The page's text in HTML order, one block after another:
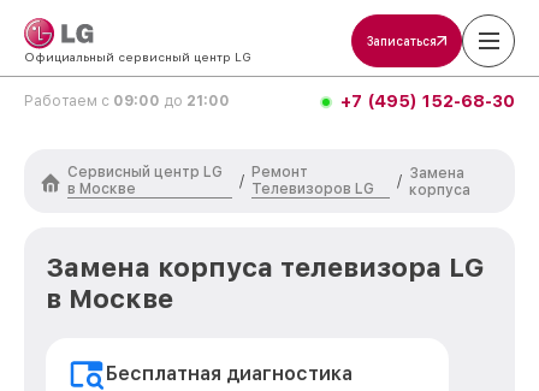
Официальный сервисный центр LG
Записаться
Работаем с 09:00 до 21:00 +7 (495) 152-68-30
Сервисный центр LG
в Москве
/
Ремонт
Телевизоров LG
/ Замена
корпуса
Замена корпуса телевизора LG
в Москве
Бесплатная диагностика